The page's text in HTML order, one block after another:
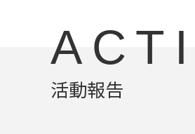
活動報告